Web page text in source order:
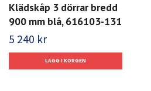
Klädskåp 3 dörrar bredd
900 mm blå, 616103-131
5 240 kr